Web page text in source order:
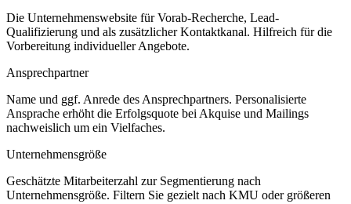
Die Unternehmenswebsite für Vorab-Recherche, Lead-
Qualifizierung und als zusätzlicher Kontaktkanal. Hilfreich für die
Vorbereitung individueller Angebote.
Ansprechpartner
Name und ggf. Anrede des Ansprechpartners. Personalisierte
Ansprache erhöht die Erfolgsquote bei Akquise und Mailings
nachweislich um ein Vielfaches.
Unternehmensgröße
Geschätzte Mitarbeiterzahl zur Segmentierung nach
Unternehmensgröße. Filtern Sie gezielt nach KMU oder größeren